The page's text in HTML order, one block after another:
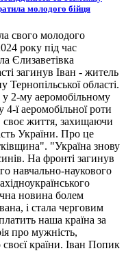
молодого бійця
свого молодого
року під час
Єлизаветівка
загинув Іван - житель
Тернопільської області.
2-му аеромобільному
4-ї аеромобільної роти
своє життя, захищаючи
України. Про це
"Україна знову
На фронті загинув
навчально-наукового
новина болем
і стала черговим
наша країна за
про мужність,
країни. Іван Попик